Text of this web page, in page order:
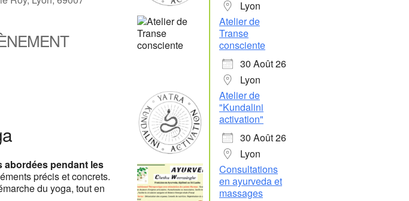
Office 365
pendant les
précis et concrets.
du yoga, tout en
Lyon
Atelier de
Transe
consciente
30 Août 26
Lyon
Atelier de
"Kundalini
activation"
30 Août 26
Lyon
Consultations
en ayurveda et
massages